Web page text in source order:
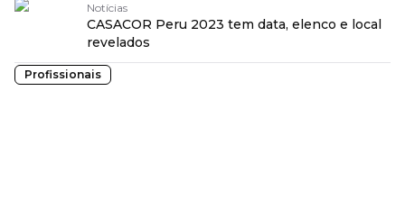
Notícias
CASACOR Peru 2023 tem data, elenco e local
revelados
Profissionais